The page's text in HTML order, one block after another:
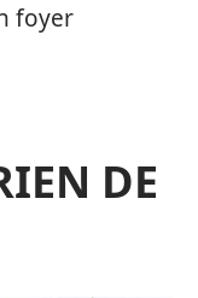
foyer
DE